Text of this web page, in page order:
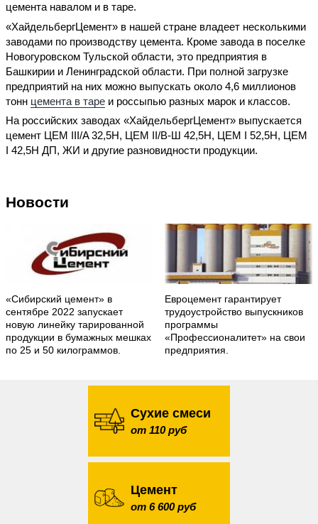
цемента навалом и в таре.
«ХайдельбергЦемент» в нашей стране владеет несколькими
заводами по производству цемента. Кроме завода в поселке
Новогуровском Тульской области, это предприятия в
Башкирии и Ленинградской области. При полной загрузке
предприятий на них можно выпускать около 4,6 миллионов
тонн цемента в таре и россыпью разных марок и классов.
На российских заводах «ХайдельбергЦемент» выпускается
цемент ЦЕМ III/A 32,5Н, ЦЕМ II/B-Ш 42,5Н, ЦЕМ I 52,5Н, ЦЕМ
I 42,5Н ДП, ЖИ и другие разновидности продукции.
Новости
«Сибирский цемент» в
сентябре 2022 запускает
новую линейку тарированной
продукции в бумажных мешках
по 25 и 50 килограммов.
Евроцемент гарантирует
трудоустройство выпускников
программы
«Профессионалитет» на свои
предприятия.
Сухие смеси
от 110 руб
Цемент
от 6 600 руб